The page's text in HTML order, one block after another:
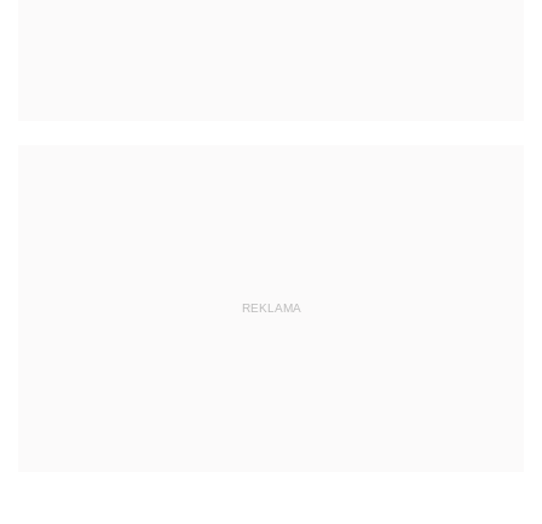
REKLAMA